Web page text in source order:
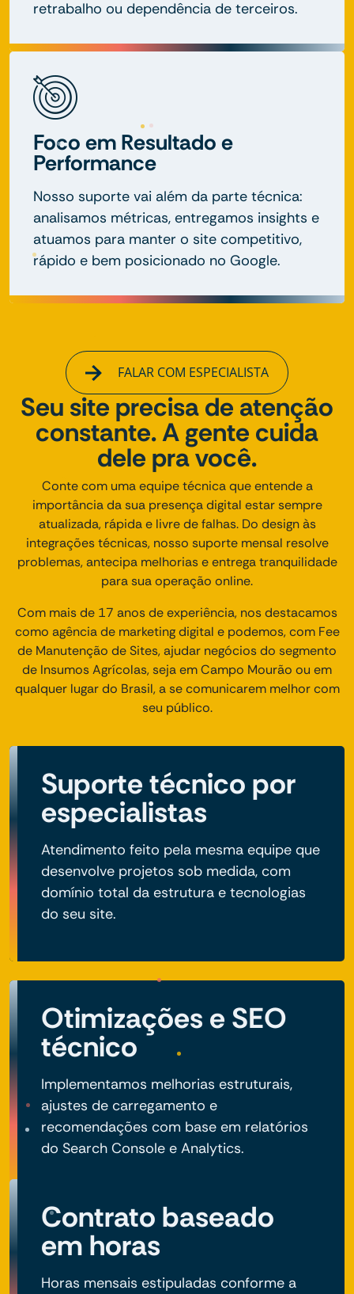
retrabalho ou dependência de terceiros.
Foco em Resultado e
Performance
Nosso suporte vai além da parte técnica:
analisamos métricas, entregamos insights e
atuamos para manter o site competitivo,
rápido e bem posicionado no Google.
FALAR COM ESPECIALISTA
Seu site precisa de atenção
constante. A gente cuida
dele pra você.
Conte com uma equipe técnica que entende a
importância da sua presença digital estar sempre
atualizada, rápida e livre de falhas. Do design às
integrações técnicas, nosso suporte mensal resolve
problemas, antecipa melhorias e entrega tranquilidade
para sua operação online.
Com mais de 17 anos de experiência, nos destacamos
como agência de marketing digital e podemos, com Fee
de Manutenção de Sites, ajudar negócios do segmento
de Insumos Agrícolas, seja em Campo Mourão ou em
qualquer lugar do Brasil, a se comunicarem melhor com
seu público.
Suporte técnico por
especialistas
Atendimento feito pela mesma equipe que
desenvolve projetos sob medida, com
domínio total da estrutura e tecnologias
do seu site.
Otimizações e SEO
técnico
Implementamos melhorias estruturais,
ajustes de carregamento e
recomendações com base em relatórios
do Search Console e Analytics.
Contrato baseado
em horas
Horas mensais estipuladas conforme a